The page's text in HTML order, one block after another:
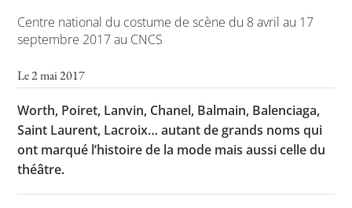
L’APHG dans la presse
Toutes les actualités
Concours de recrutement
Centre national du costume de scène du 8 avril au 17
septembre 2017 au CNCS
Le 2 mai 2017
Worth, Poiret, Lanvin, Chanel, Balmain, Balenciaga,
Saint Laurent, Lacroix… autant de grands noms qui
ont marqué l’histoire de la mode mais aussi celle du
théâtre.